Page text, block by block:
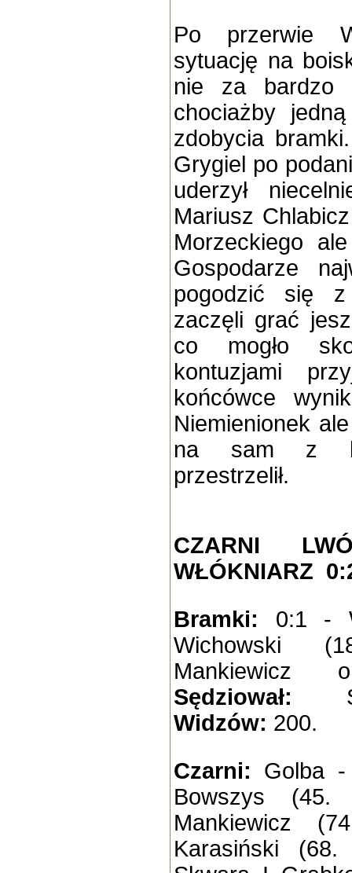
Po przerwie
sytuację na
nie za bardzo
chociażby
zdobycia
Grygiel po
uderzył
Mariusz
Morzeckiego
Gospodarze
pogodzić się
zaczęli grać
co mogło
kontuzjami
końcówce
Niemienionek
na sam z
przestrzelił.
CZARNI
WŁÓKNIARZ
Bramki: 0:1 -
Wichowski
Mankiewicz
Sędziował:
Widzów: 200.
Czarni: Golba -
Bowszys (45.
Mankiewicz
Karasiński